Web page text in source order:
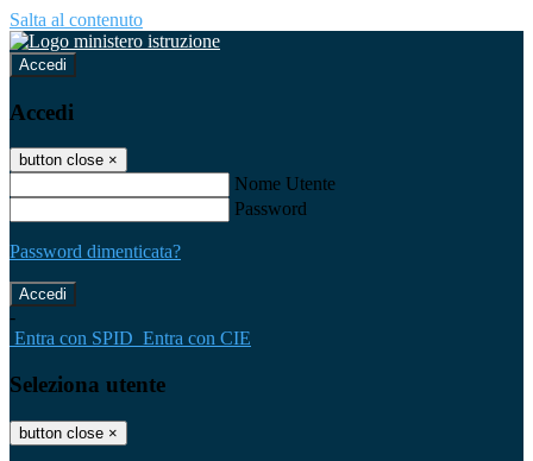
Salta al contenuto
Accedi
Accedi
button close ×
Nome Utente
Password
Password dimenticata?
-
Entra con SPID Entra con CIE
Seleziona utente
button close ×